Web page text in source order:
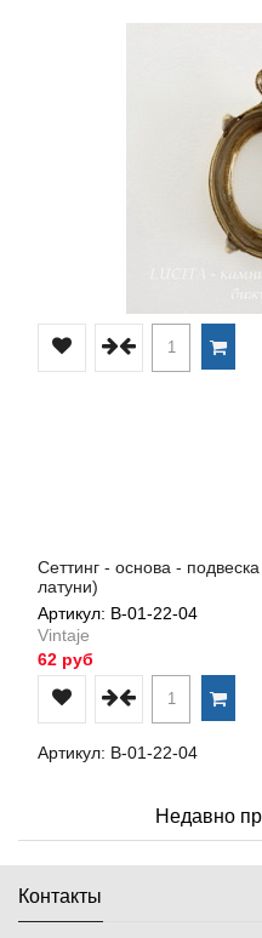
Сеттинг - основа -
латуни)
Артикул: В-01-22-04
Vintaje
62 руб
Артикул: В-01-22-04
Недавно
Контакты